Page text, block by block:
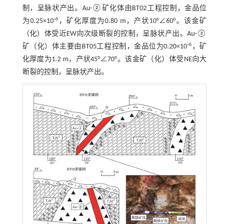
制，呈脉状产出。Au-②矿化体由BT02工程控制，金品位
为0.25×10-6，矿化厚度为0.80 m，产状10°∠60°。该金矿
（化）体受近EW向次级断裂的控制，呈脉状产出。Au-③
矿（化）体主要由BT05工程控制，金品位为0.20×10-6 ，矿
化厚度为1.2 m，产状45°∠70°。该金矿（化）体受NE向大
断裂的控制，呈脉状产出。